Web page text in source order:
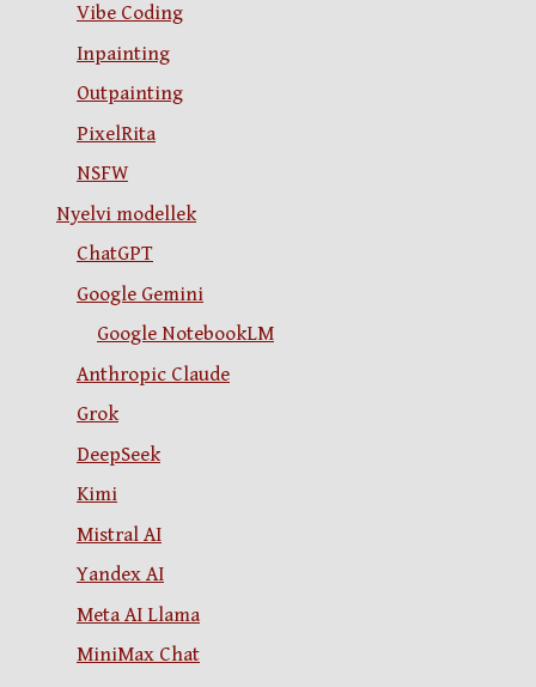
Vibe Coding
Inpainting
Outpainting
PixelRita
NSFW
Nyelvi modellek
ChatGPT
Google Gemini
Google NotebookLM
Anthropic Claude
Grok
DeepSeek
Kimi
Mistral AI
Yandex AI
Meta AI Llama
MiniMax Chat